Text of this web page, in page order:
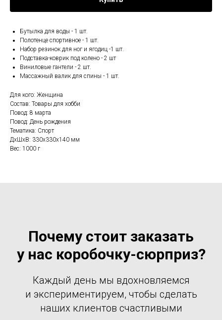
Бутылка для воды - 1 шт.
Полотенце спортивное - 1 шт.
Набор резинок для ног и ягодиц -1 шт.
Подставка-коврик под колено - 2 шт
Виниловые гантели - 2 шт.
Массажный валик для спины - 1 шт.
Для кого: Женщина
Состав: Товары для хобби
Повод: 8 марта
Повод: День рождения
Тематика: Спорт
ДxШxВ: 330x330x140 мм
Вес: 1000 г
Почему стоит заказать
у нас коробочку-сюрприз?
Каждый день мы вдохновляемся
и экспериментируем, чтобы сделать
наших клиентов счастливыми